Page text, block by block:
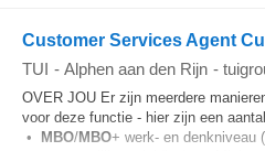
Customer Services Agent
TUI - Alphen aan den Rijn -
OVER JOU Er zijn meerdere
voor deze functie - hier zijn een
• MBO/MBO+ werk- en denkniveau